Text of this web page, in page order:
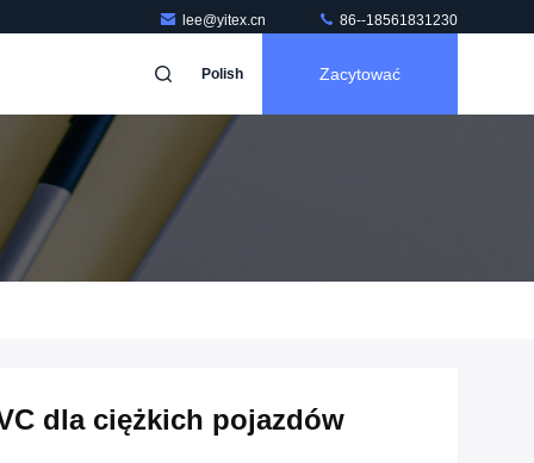
lee@yitex.cn 86--18561831230
Polish Zacytować
dla ciężkich pojazdów